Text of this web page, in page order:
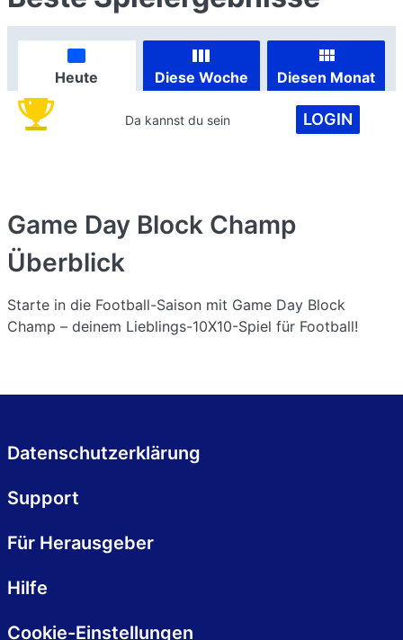
Heute Diese Woche Diesen Monat
Da kannst du sein LOGIN
Game Day Block Champ
Überblick
Starte in die Football-Saison mit Game Day Block
Champ – deinem Lieblings-10X10-Spiel für Football!
Datenschutzerklärung
Support
Für Herausgeber
Hilfe
Cookie-Einstellungen